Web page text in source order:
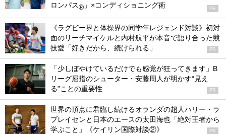
ロンパス® 」×コンディショニング術 PR
《ラグビー界と体操界の同学年レジェンド対談》初対
面のリーチマイケルと内村航平が本音で語り合った競
技愛「好きだから、続けられる」
PR
「少しぼやけているだけでも感覚が狂ってきます」B
リーグ屈指のシューター・安藤周人が明かす“見え
る”ことの重要性
PR
世界の頂点に君臨し続けるオランダの超人ハリー・ラ
ブレイセンと日本のエースの太田海也「絶対王者から
学ぶこと」《ケイリン国際対談②》
PR